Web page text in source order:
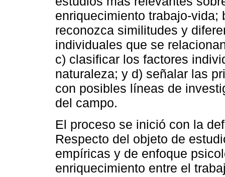
enriquecimiento trabajo-vida;
reconozca similitudes y
individuales que se
c) clasificar los factores
naturaleza; y d) señalar las
con posibles líneas de
del campo.
El proceso se inició con la
Respecto del objeto de
empíricas y de enfoque
enriquecimiento entre el